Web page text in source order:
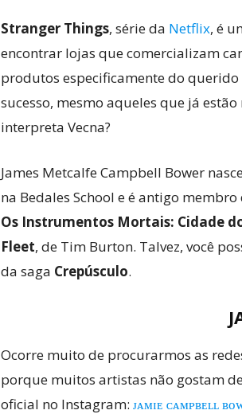
Stranger Things, série da Netflix, é
encontrar lojas que comercializam
produtos especificamente do
sucesso, mesmo aqueles que já
interpreta Vecna?
James Metcalfe Campbell Bower
na Bedales School e é antigo
Os Instrumentos Mortais: Cidade
Fleet, de Tim Burton. Talvez, você
da saga Crepúsculo.
Ocorre muito de procurarmos as
porque muitos artistas não gostam
oficial no Instagram: ᴊᴀᴍɪᴇ ᴄᴀᴍᴘʙᴇʟʟ